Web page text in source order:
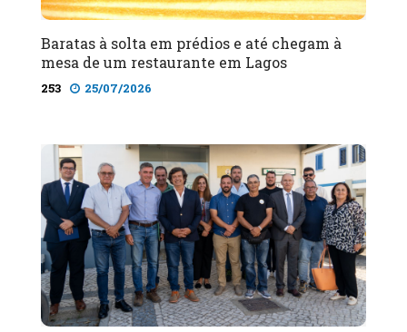
Baratas à solta em prédios e até chegam à
mesa de um restaurante em Lagos
253 25/07/2026